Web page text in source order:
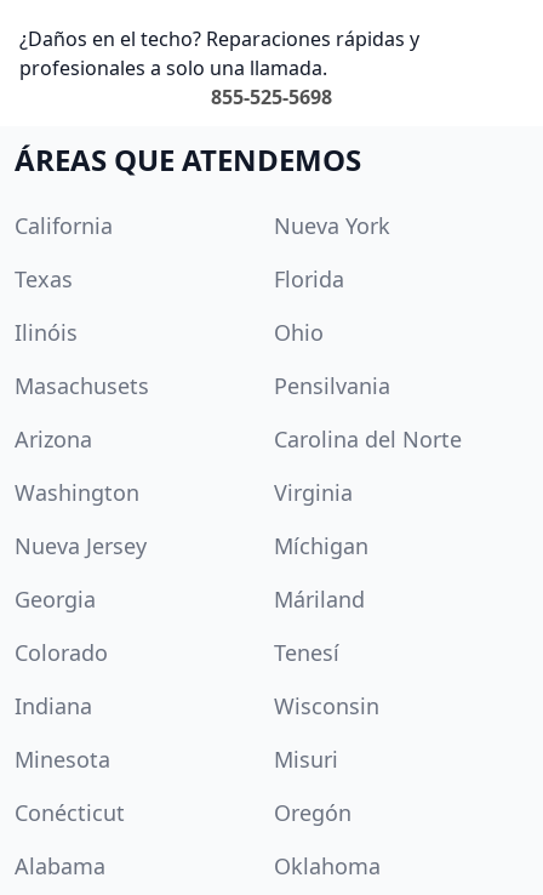
¿Daños en el techo? Reparaciones rápidas y
profesionales a solo una llamada.
855-525-5698
ÁREAS QUE ATENDEMOS
California
Nueva York
Texas
Florida
Ilinóis
Ohio
Masachusets
Pensilvania
Arizona
Carolina del Norte
Washington
Virginia
Nueva Jersey
Míchigan
Georgia
Máriland
Colorado
Tenesí
Indiana
Wisconsin
Minesota
Misuri
Conécticut
Oregón
Alabama
Oklahoma